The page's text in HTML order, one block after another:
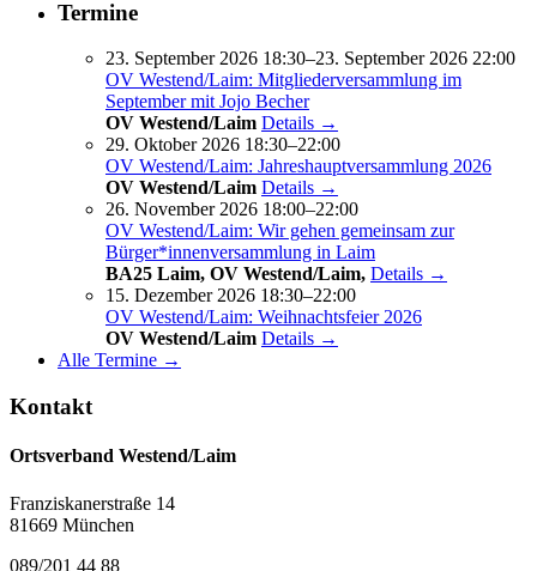
Termine
23. September 2026 18:30–23. September 2026 22:00
OV Westend/Laim: Mitgliederversammlung im
September mit Jojo Becher
OV Westend/Laim Details →
29. Oktober 2026 18:30–22:00
OV Westend/Laim: Jahreshauptversammlung 2026
OV Westend/Laim Details →
26. November 2026 18:00–22:00
OV Westend/Laim: Wir gehen gemeinsam zur
Bürger*innenversammlung in Laim
BA25 Laim, OV Westend/Laim, Details →
15. Dezember 2026 18:30–22:00
OV Westend/Laim: Weihnachtsfeier 2026
OV Westend/Laim Details →
Alle Termine →
Kontakt
Ortsverband Westend/Laim
Franziskanerstraße 14
81669 München
089/201 44 88